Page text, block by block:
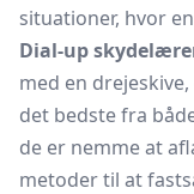
situationer, hvor
Dial-up
med en drejeskive,
det bedste fra
de er nemme at
metoder til at